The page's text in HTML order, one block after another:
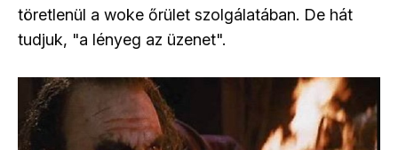
töretlenül a woke őrület szolgálatában. De hát
tudjuk, "a lényeg az üzenet".